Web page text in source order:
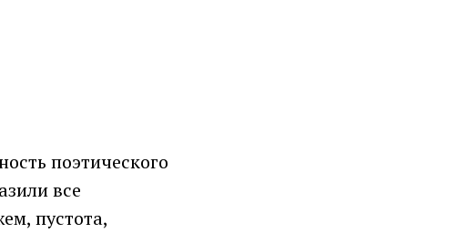
поэтического
все
пустота,